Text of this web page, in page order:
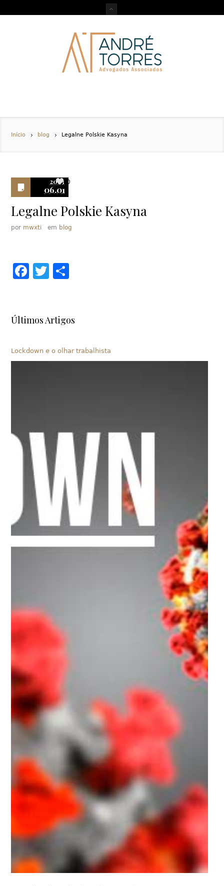
Início blog Legalne Polskie Kasyna
2023
06.01
0
Legalne Polskie Kasyna
por mwxti em blog
Facebook
Twitter
Últimos Artigos
Lockdown e o olhar trabalhista